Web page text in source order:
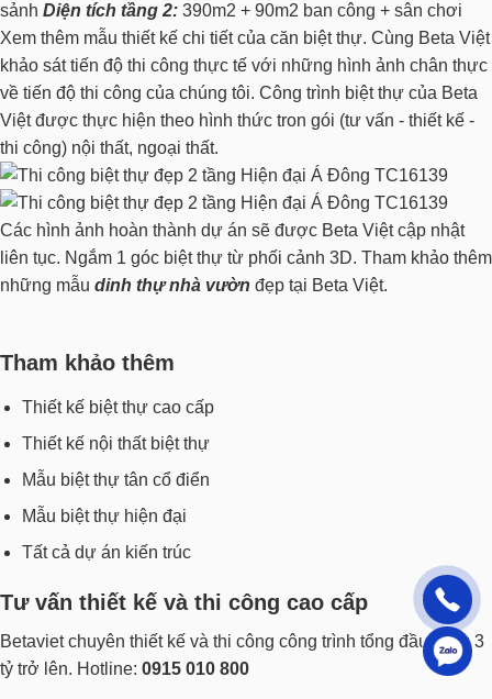
sảnh Diện tích tầng 2: 390m2 + 90m2 ban công + sân chơi
Xem thêm mẫu thiết kế chi tiếtcủa căn biệt thự. Cùng Beta Việt
khảo sát tiến độ thi công thực tế với những hình ảnh chân thực
về tiến độ thi công của chúng tôi. Công trình biệt thự của Beta
Việt được thực hiện theo hình thức tron gói (tư vấn - thiết kế -
thi công) nội thất, ngoại thất.
Các hình ảnh hoàn thành dự án sẽ được Beta Việt cập nhật
liên tục. Ngắm 1 góc biệt thự từ phối cảnh 3D. Tham khảo thêm
những mẫu dinh thự nhà vườn đẹp tại Beta Việt.
Tham khảo thêm
Thiết kế biệt thự cao cấp
Thiết kế nội thất biệt thự
Mẫu biệt thự tân cổ điển
Mẫu biệt thự hiện đại
Tất cả dự án kiến trúc
Tư vấn thiết kế và thi công cao cấp
Betaviet chuyên thiết kế và thi công công trình tổng đầu tư từ 3
tỷ trở lên. Hotline: 0915 010 800